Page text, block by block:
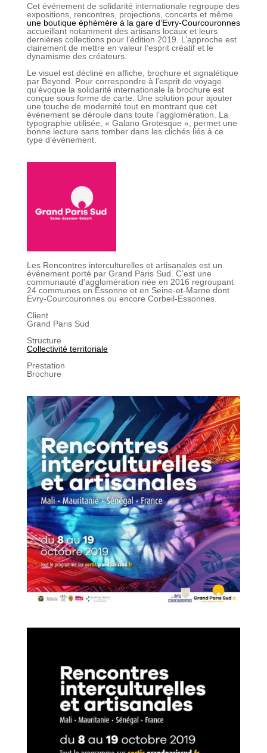
Cet événement de solidarité internationale regroupe des
expositions, rencontres, projections, concerts et même
une boutique éphémère à la gare d’Evry-Courcouronnes
accueillant notamment des artisans locaux et leurs
dernières collections pour l’édition 2019. L’approche est
clairement de mettre en valeur l’esprit créatif et le
dynamisme des créateurs.
Le visuel est décliné en affiche, brochure et signalétique
par Beyond. Pour correspondre à l’esprit de voyage
qu’évoque la solidarité internationale la brochure est
conçue sous forme de carte. Une solution pour ajouter
une touche de modernité tout en montrant que cet
événement se déroule dans toute l’agglomération. La
typographie utilisée, « Galano Grotesque », permet une
bonne lecture sans tomber dans les clichés liés à ce
type d’événement.
Les Rencontres interculturelles et artisanales est un
événement porté par Grand Paris Sud. C’est une
communauté d'agglomération née en 2016 regroupant
24 communes en Essonne et en Seine-et-Marne dont
Evry-Courcouronnes ou encore Corbeil-Essonnes.
Client
Grand Paris Sud
Structure
Collectivité territoriale
Prestation
Brochure